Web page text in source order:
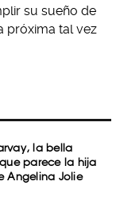
su sueño de
próxima tal vez
la bella
parece la hija
Angelina Jolie